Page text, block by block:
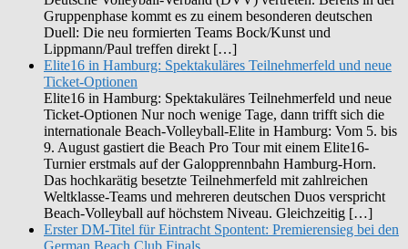
Gruppenphase kommt es zu einem besonderen deutschen
Duell: Die neu formierten Teams Bock/Kunst und
Lippmann/Paul treffen direkt […]
Elite16 in Hamburg: Spektakuläres Teilnehmerfeld und neue
Ticket-Optionen
Elite16 in Hamburg: Spektakuläres Teilnehmerfeld und neue
Ticket-Optionen Nur noch wenige Tage, dann trifft sich die
internationale Beach-Volleyball-Elite in Hamburg: Vom 5. bis
9. August gastiert die Beach Pro Tour mit einem Elite16-
Turnier erstmals auf der Galopprennbahn Hamburg-Horn.
Das hochkarätig besetzte Teilnehmerfeld mit zahlreichen
Weltklasse-Teams und mehreren deutschen Duos verspricht
Beach-Volleyball auf höchstem Niveau. Gleichzeitig […]
Erster DM-Titel für Eintracht Spontent: Premierensieg bei den
German Beach Club Finals